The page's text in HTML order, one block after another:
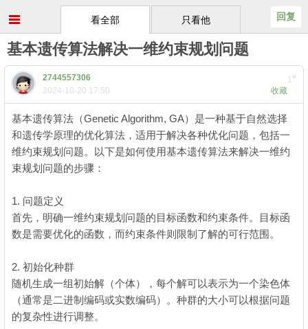
只看他
看全部 回复
基本遗传算法解决一维约束规划问题
1#
2744557306
收藏
2024-10-20 17:50
基本遗传算法（Genetic Algorithm, GA）是一种基于自然选择
和遗传学原理的优化算法，适用于解决各种优化问题，包括一
维约束规划问题。以下是如何使用基本遗传算法来解决一维约
束规划问题的步骤：
1. 问题定义
首先，明确一维约束规划问题的目标函数和约束条件。目标函
数是需要优化的函数，而约束条件则限制了解的可行范围。
2. 初始化种群
随机生成一组初始解（个体），每个解可以表示为一个染色体
（通常是二进制编码或实数编码）。种群的大小可以根据问题
的复杂性进行调整。